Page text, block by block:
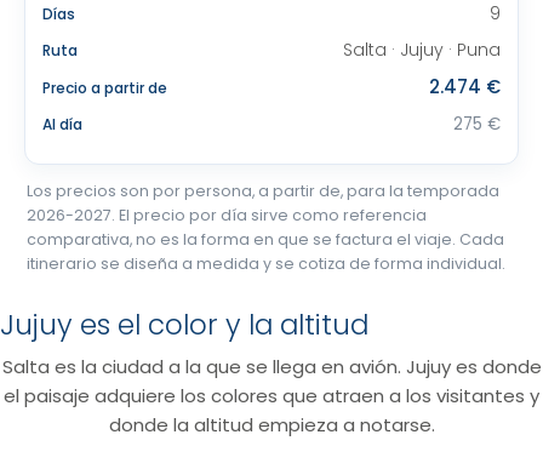
Días
9
Ruta Salta · Jujuy · Puna
Precio a partir de 2.474 €
Al día 275 €
Los precios son por persona, a partir de, para la temporada
2026-2027. El precio por día sirve como referencia
comparativa, no es la forma en que se factura el viaje. Cada
itinerario se diseña a medida y se cotiza de forma individual.
Jujuy es el color y la altitud
Salta es la ciudad a la que se llega en avión. Jujuy es donde
el paisaje adquiere los colores que atraen a los visitantes y
donde la altitud empieza a notarse.